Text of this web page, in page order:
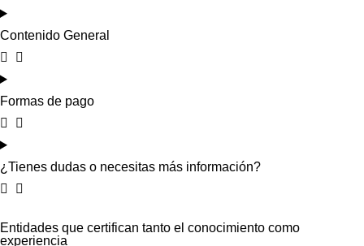
Contenido General
Formas de pago
¿Tienes dudas o necesitas más información?
Entidades que certifican tanto el conocimiento como
experiencia